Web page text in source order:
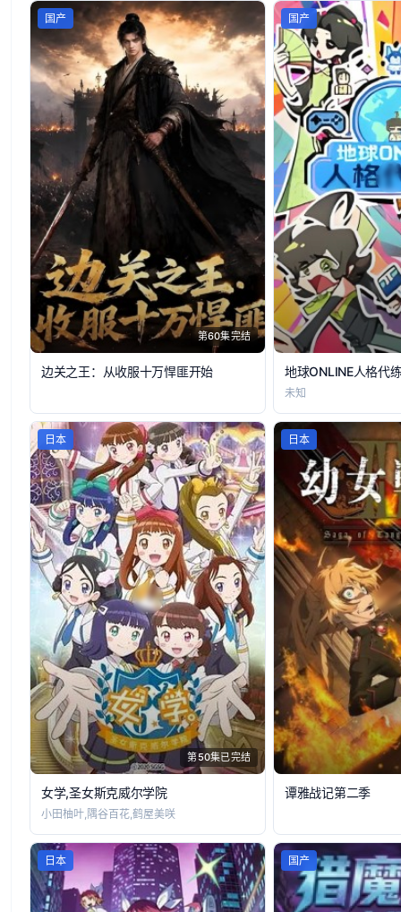
国产
第60集完结
边关之王：从收服十万悍匪开始
国产
地球ONLINE人格代
未知
日本
第50集已完结
女学,圣女斯克威尔学院
小田柚叶,隅谷百花,鹤屋美咲
日本
谭雅战记第二季
日本 国产